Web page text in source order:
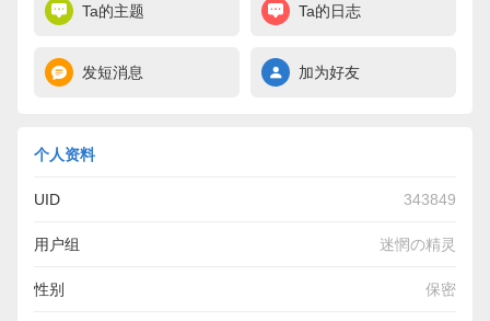
Ta的主题 Ta的日志
发短消息 加为好友
个人资料
UID 343849
用户组 迷惘の精灵
性别 保密